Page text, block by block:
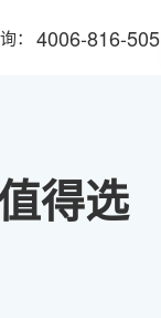
： 4006-816-505
得选